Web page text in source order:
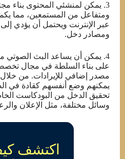
3. يمكن لمنشئي المحتوى بناء
ومتفاعل من المستمعين، مما
عبر الإنترنت ويحتمل أن يؤدي
ومصادر دخل.
4. يمكن أن يساعد البث الصوتي
على بناء السلطة في مجال
مصدر إضافي للإيرادات. من
يمكنهم وضع أنفسهم كقادة في
تحقيق الدخل من البودكاست
وسائل مختلفة، مثل الإعلان
اكتشف